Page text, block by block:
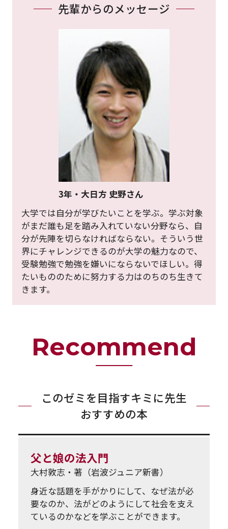
先輩からのメッセージ
3年・大日方 史野さん
大学では自分が学びたいことを学ぶ。学ぶ対象
がまだ誰も足を踏み入れていない分野なら、自
分が先陣を切らなければならない。そういう世
界にチャレンジできるのが大学の魅力なので、
受験勉強で勉強を嫌いにならないでほしい。得
たいもののために努力する力はのちのち生きて
きます。
Recommend
このゼミを目指すキミに先生
おすすめの本
父と娘の法入門
大村敦志・著（岩波ジュニア新書）
身近な話題を手がかりにして、なぜ法が必
要なのか、法がどのようにして社会を支え
ているのかなどを学ぶことができます。